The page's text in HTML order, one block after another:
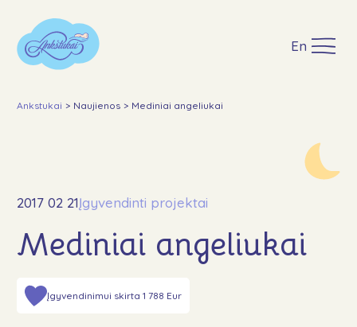
En
Mūsų veikla
Ankstukų akcija Maximoje
Įgyvendinti projektai
Paremti
Ankstukai > Naujienos > Mediniai angeliukai
2017 02 21Įgyvendinti projektai
Mediniai angeliukai
Įgyvendinimui skirta 1 788 Eur